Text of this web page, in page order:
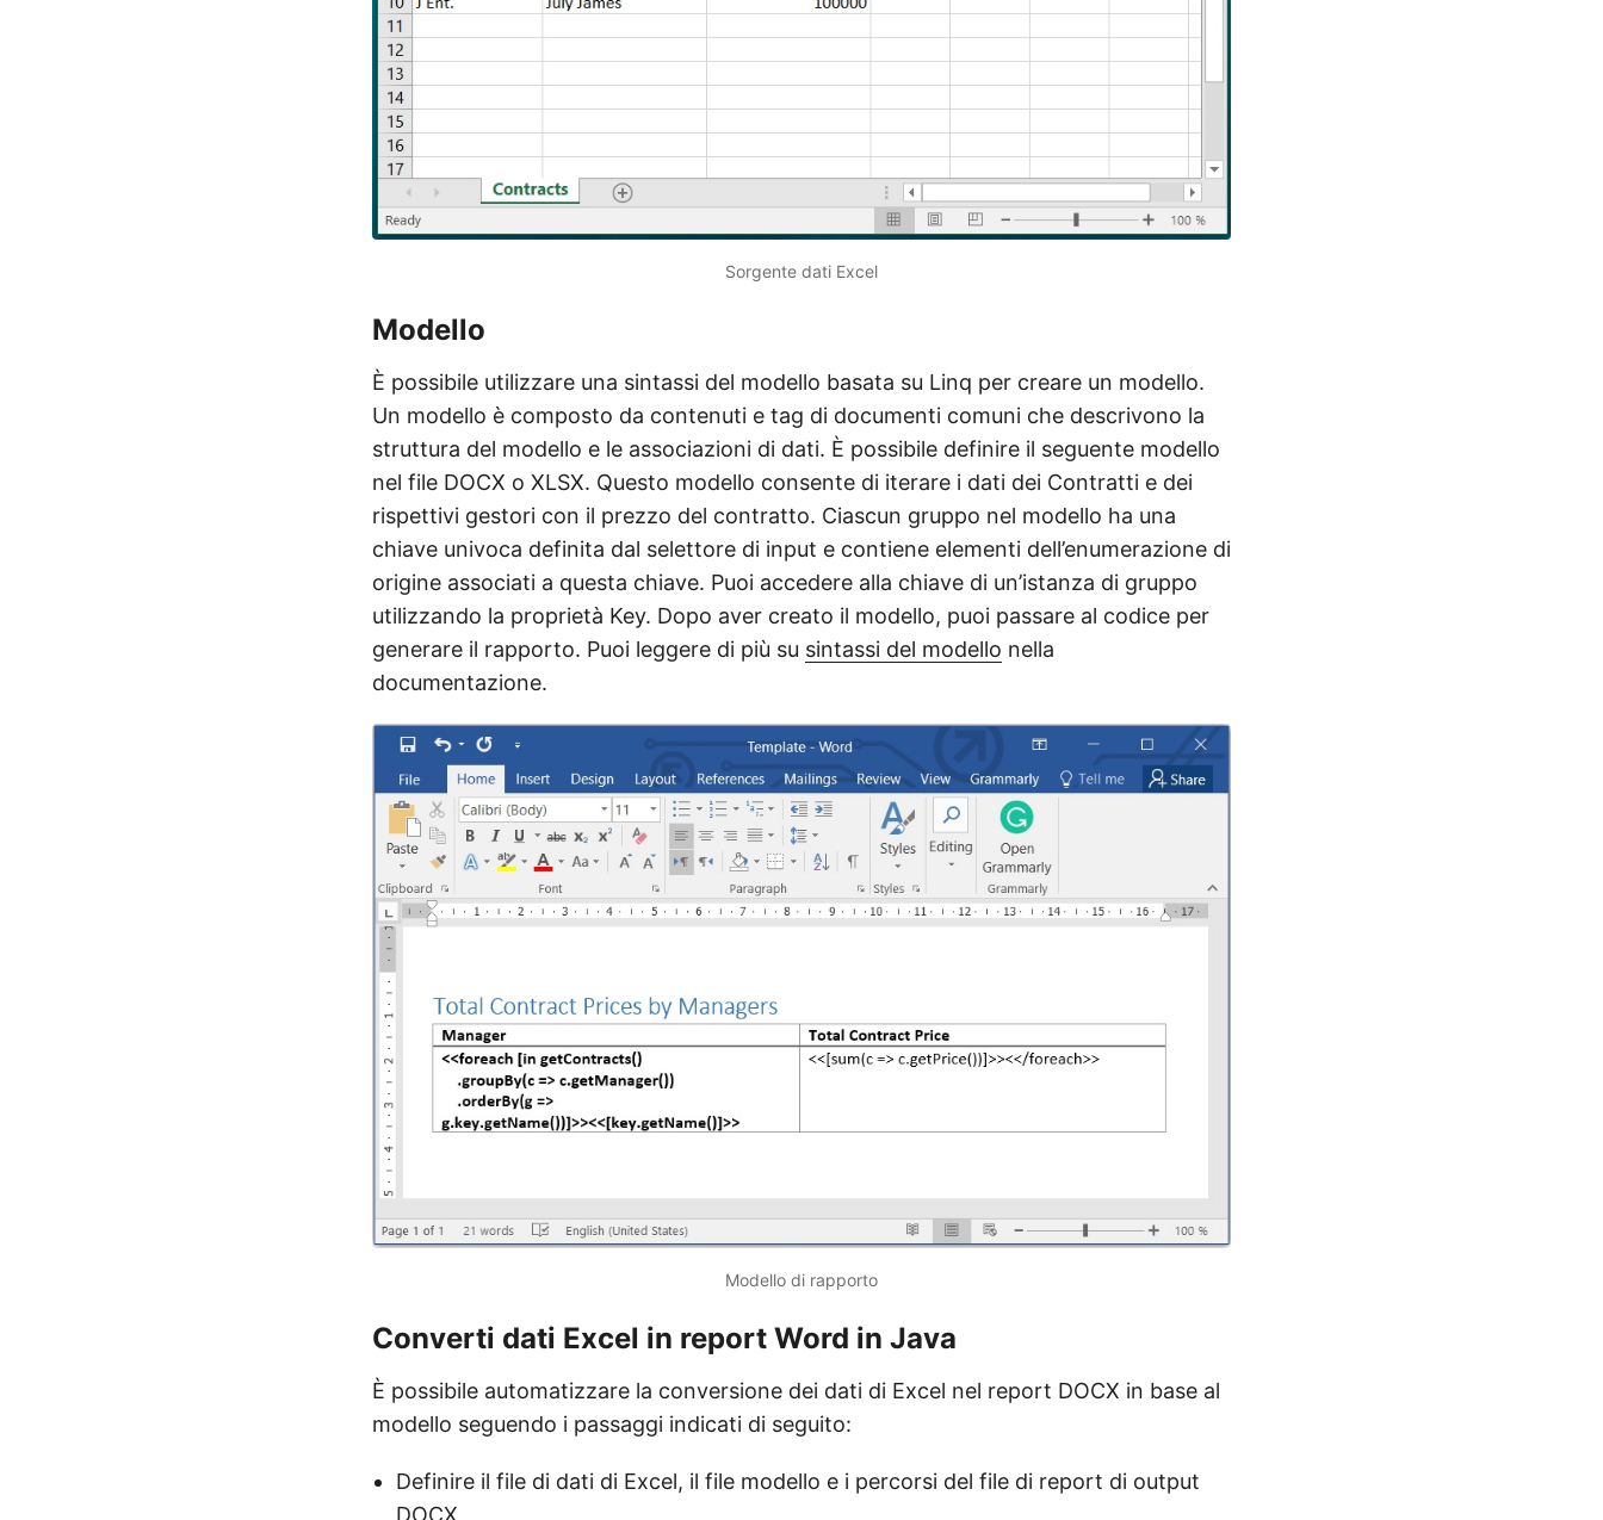
Sorgente dati Excel
Modello
È possibile utilizzare una sintassi del modello basata su Linq per creare un modello.
Un modello è composto da contenuti e tag di documenti comuni che descrivono la
struttura del modello e le associazioni di dati. È possibile definire il seguente modello
nel file DOCX o XLSX. Questo modello consente di iterare i dati dei Contratti e dei
rispettivi gestori con il prezzo del contratto. Ciascun gruppo nel modello ha una
chiave univoca definita dal selettore di input e contiene elementi dell’enumerazione di
origine associati a questa chiave. Puoi accedere alla chiave di un’istanza di gruppo
utilizzando la proprietà Key. Dopo aver creato il modello, puoi passare al codice per
generare il rapporto. Puoi leggere di più su sintassi del modello nella
documentazione.
Modello di rapporto
Converti dati Excel in report Word in Java
È possibile automatizzare la conversione dei dati di Excel nel report DOCX in base al
modello seguendo i passaggi indicati di seguito:
Definire il file di dati di Excel, il file modello e i percorsi del file di report di output
DOCX